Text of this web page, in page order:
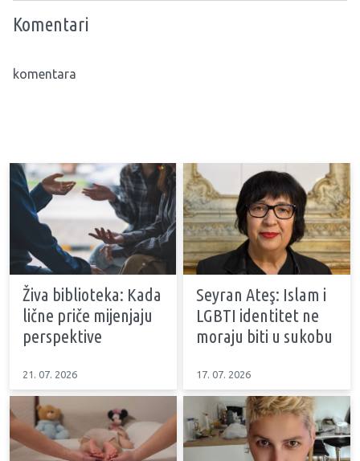
Komentari
komentara
Živa biblioteka: Kada
lične priče mijenjaju
perspektive
21. 07. 2026
Seyran Ateş: Islam i
LGBTI identitet ne
moraju biti u sukobu
17. 07. 2026